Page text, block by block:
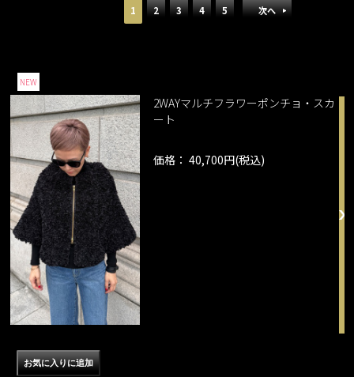
1 2 3 4 5 次へ
NEW
2WAYマルチフラワーポンチョ・スカ
ート
価格： 40,700円(税込)